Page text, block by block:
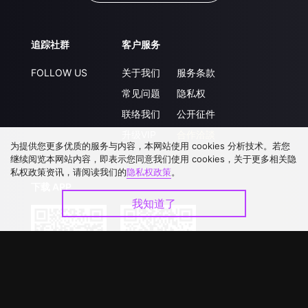
追踪社群
FOLLOW US
客户服务
关于我们
常见问题
联络我们
服务条款
隐私权
公开征件
为提供您更多优质的服务与内容，本网站使用 cookies 分析技术。若您
继续阅览本网站内容，即表示您同意我们使用 cookies，关于更多相关隐
私权政策资讯，请阅读我们的隐私权政策。
我知道了